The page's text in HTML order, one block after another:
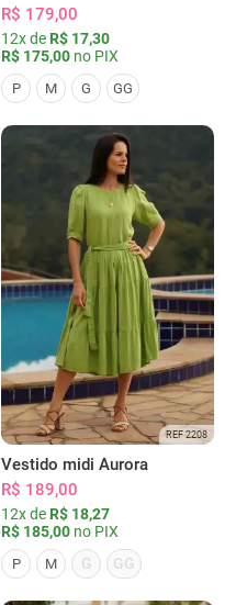
R$ 179,00
12x de R$ 17,30
R$ 175,00 no PIX
P M G GG
REF 2208
Vestido midi Aurora
R$ 189,00
12x de R$ 18,27
R$ 185,00 no PIX
P M G GG